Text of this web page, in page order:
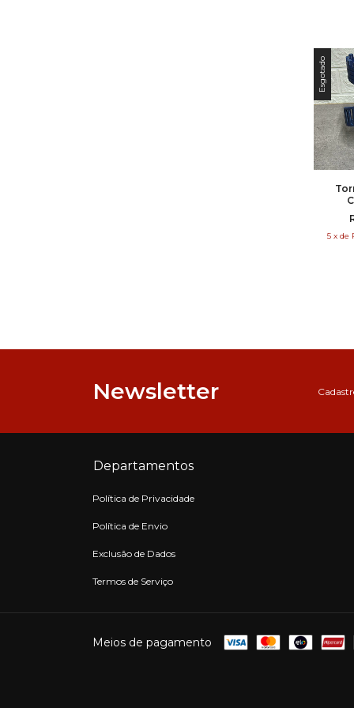
Esgotado
5 x de
Newsletter
Departamentos
Política de Privacidade
Política de Envio
Exclusão de Dados
Termos de Serviço
Meios de pagamento